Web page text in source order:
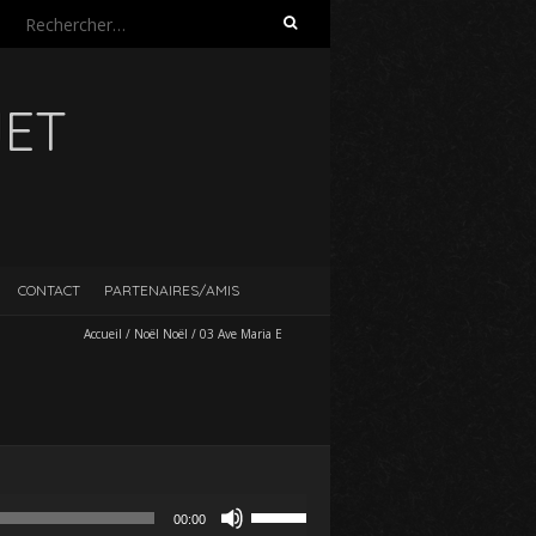
Rechercher :
CONTACT PARTENAIRES/AMIS
Accueil / Noël Noël / 03 Ave Maria E
00:00
les